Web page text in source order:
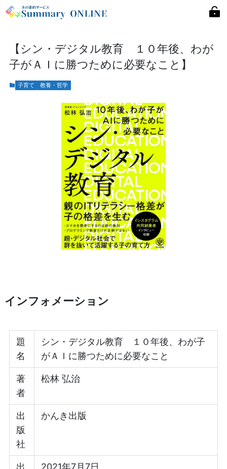
【シン・デジタル教育 １０年後、わが
子がＡＩに勝つために必要なこと】
子育て 教養・哲学
インフォメーション
題
名
シン・デジタル教育 １０年後、わが子
がＡＩに勝つために必要なこと
著
者
松林 弘治
出
版
社
かんき出版
出
2021年7月7日